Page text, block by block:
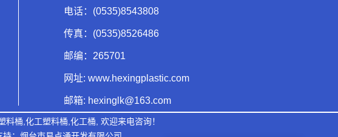
电话：(0535)8543808
传真：(0535)8526486
邮编：265701
网址: www.hexingplastic.com
邮箱: hexinglk@163.com
料桶 化工塑料桶 化工桶 , 欢迎来电咨询！